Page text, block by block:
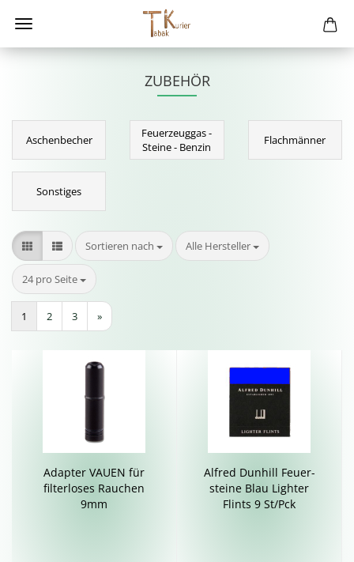
ZUBEHÖR
Aschenbecher
Feuerzeuggas -
Steine - Benzin
Flachmänner
Sonstiges
Sortieren nach
Sortieren nach Alle Hersteller
pro Seite
24 pro Seite
pro Seite
1 2 3 »
Ad­ap­ter VAUEN für
fil­ter­lo­ses Rau­chen
9mm
Al­fred Dun­hill Feu­er­
stei­ne Blau Ligh­ter
Flints 9 St/Pck